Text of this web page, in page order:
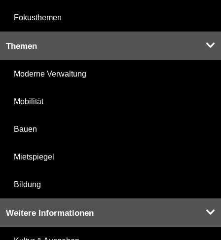
Fokusthemen
Themen
Moderne Verwaltung
Mobilität
Bauen
Mietspiegel
Bildung
Weitere Informationen